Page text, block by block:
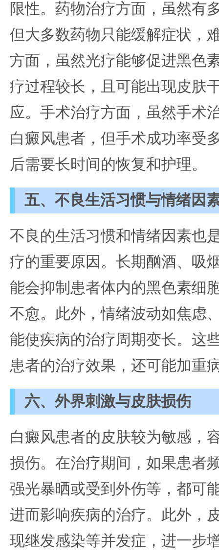
限性。药物治疗方面，虽然有
但大多数药物只能缓解症状，
方面，虽然光疗能够促进黑色
疗过程较长，且可能出现皮肤
应。手术治疗方面，虽然手术
白癜风患者，但手术成功率受
后需要长时间的恢复和护理。
五、不良生活习惯与情绪因
不良的生活习惯和情绪因素也
疗的重要原因。长期酗酒、吸
能会抑制患者体内的黑色素细
不愈。此外，情绪波动如焦虑
能使疾病的治疗周期变长。这
患者的治疗效果，还可能加重
六、外界刺激与皮肤损伤
白癜风患者的皮肤较为敏感，
损伤。在治疗期间，如果患者
强光暴晒或受到外伤等，都可
进而影响疾病的治疗。此外，
现继发感染等并发症，进一步